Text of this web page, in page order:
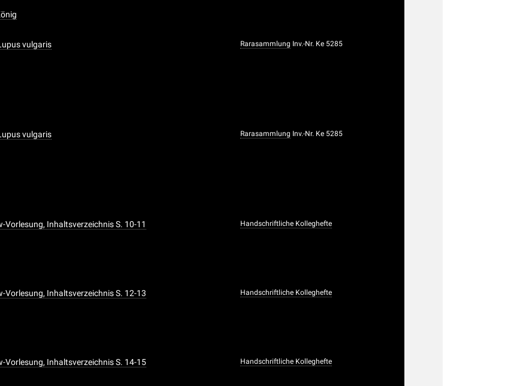
vulgaris Rarasammlung Inv.-Nr. Ke 5285
vulgaris Rarasammlung Inv.-Nr. Ke 5285
Inhaltsverzeichnis S. 10-11 Handschriftliche Kolleghefte
Vorlesung, Inhaltsverzeichnis S. 12-13 Handschriftliche Kolleghefte
Vorlesung, Inhaltsverzeichnis S. 14-15 Handschriftliche Kolleghefte